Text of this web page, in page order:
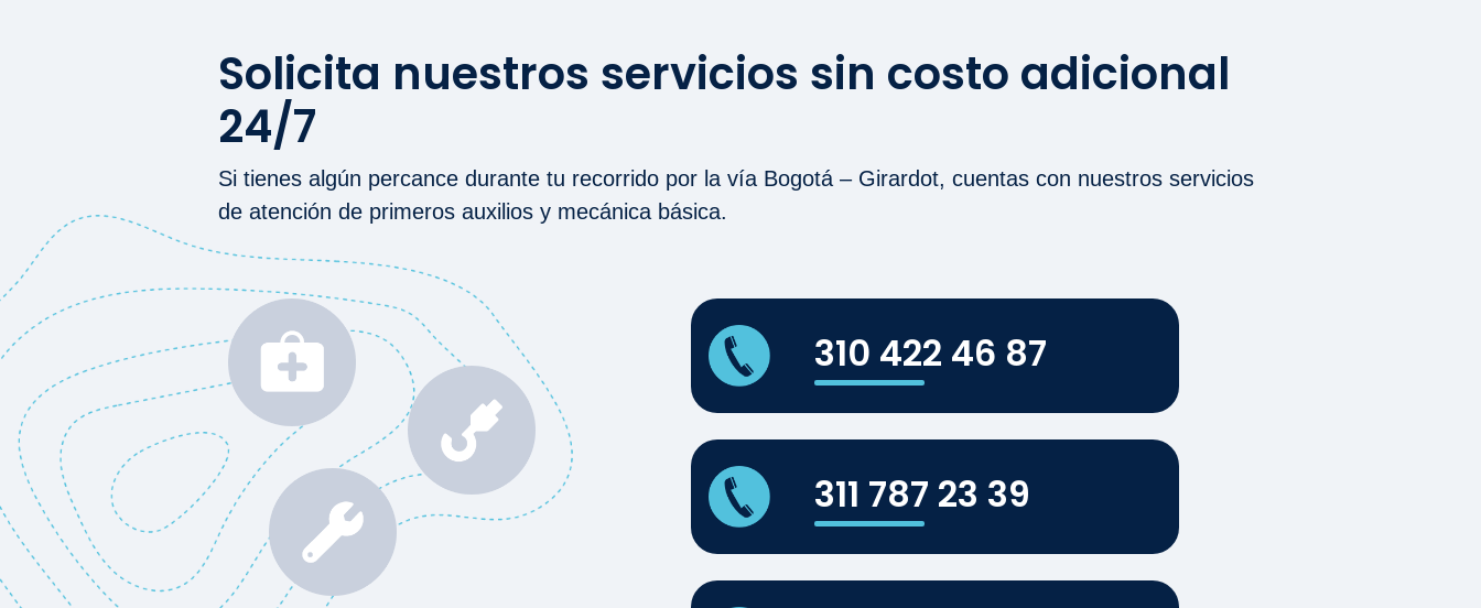
Solicita nuestros servicios sin costo adicional
24/7
Si tienes algún percance durante tu recorrido por la vía Bogotá – Girardot, cuentas con nuestros servicios
de atención de primeros auxilios y mecánica básica.
310 422 46 87
311 787 23 39